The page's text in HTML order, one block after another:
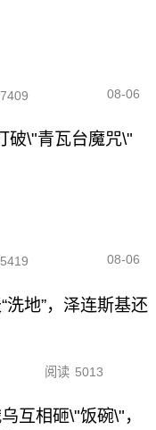
7409 08-06
破\"青瓦台魔咒\"
5419 08-06
洗地”，泽连斯基还
阅读 5013
互相砸\"饭碗\"，